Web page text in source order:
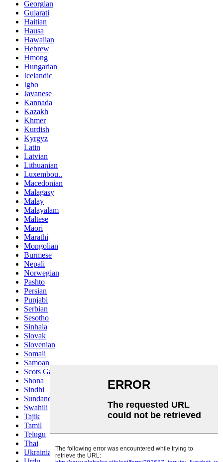
Georgian
Gujarati
Haitian
Hausa
Hawaiian
Hebrew
Hmong
Hungarian
Icelandic
Igbo
Javanese
Kannada
Kazakh
Khmer
Kurdish
Kyrgyz
Latin
Latvian
Lithuanian
Luxembou..
Macedonian
Malagasy
Malay
Malayalam
Maltese
Maori
Marathi
Mongolian
Burmese
Nepali
Norwegian
Pashto
Persian
Punjabi
Serbian
Sesotho
Sinhala
Slovak
Slovenian
Somali
Samoan
Scots Gaelic
Shona
Sindhi
Sundanese
Swahili
Tajik
Tamil
Telugu
Thai
Ukrainian